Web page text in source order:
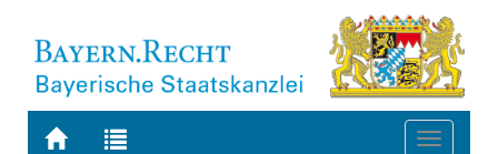
Zur
Zur
Toggle